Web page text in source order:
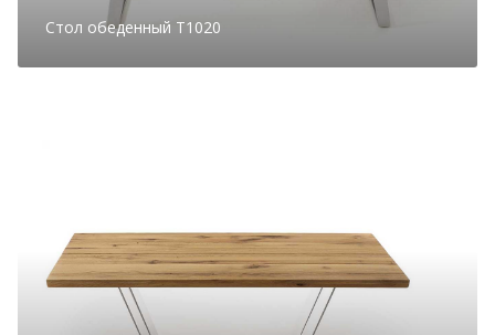
Стол обеденный T1020